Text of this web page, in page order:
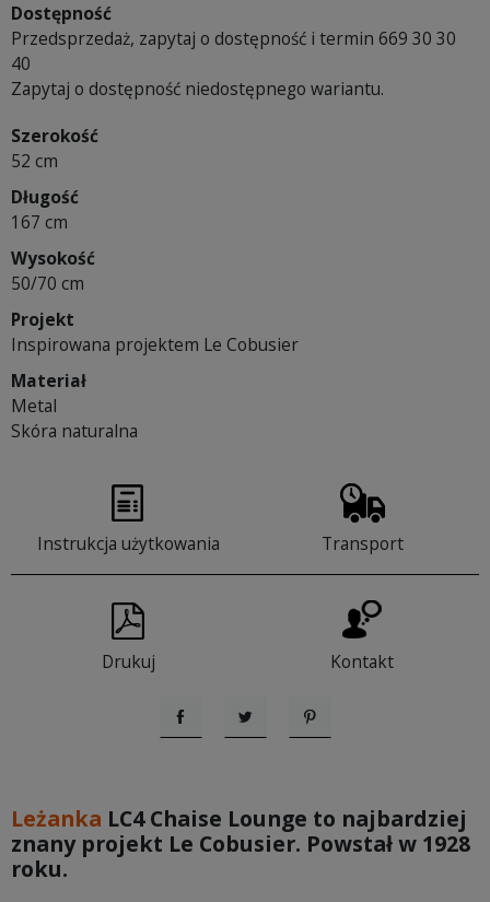
Dostępność
Przedsprzedaż, zapytaj o dostępność i termin 669 30 30
40
Zapytaj o dostępność niedostępnego wariantu.
Szerokość
52 cm
Długość
167 cm
Wysokość
50/70 cm
Projekt
Inspirowana projektem Le Cobusier
Materiał
Metal
Skóra naturalna
Instrukcja użytkowania Transport
Drukuj Kontakt
UdostępnijTweetujPinterest
Leżanka LC4 Chaise Lounge to najbardziej
znany projekt Le Cobusier. Powstał w 1928
roku.